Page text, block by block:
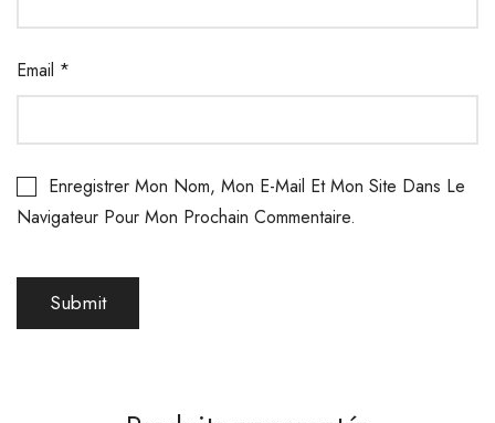
Email *
Enregistrer Mon Nom, Mon E-Mail Et Mon Site Dans Le
Navigateur Pour Mon Prochain Commentaire.